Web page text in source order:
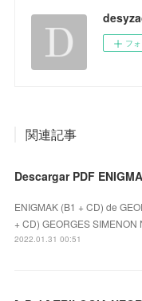
フ
関連記事
Descargar PDF
ENIGMAK (B1 + CD) de
+ CD) GEORGES
2022.01.31 00:51